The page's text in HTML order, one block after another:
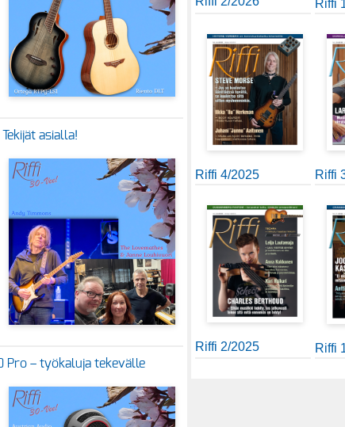
asialla!
Pro – työkaluja tekevälle
Riffi
Riffi 4/2025 Riffi
Riffi 2/2025 Riffi